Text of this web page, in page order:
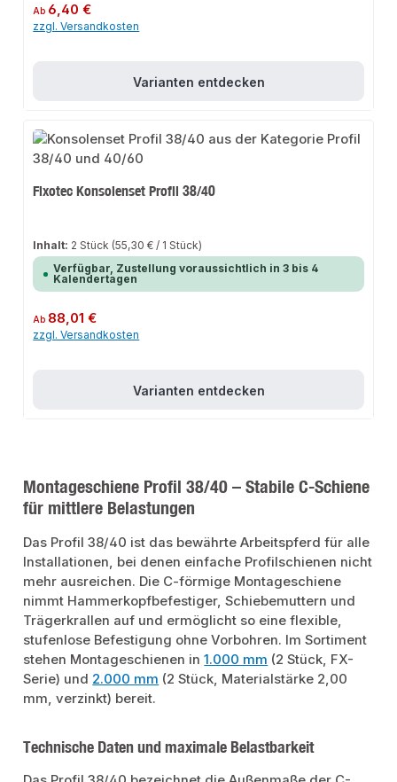
Regulärer Preis:
Ab 6,40 €
zzgl. Versandkosten
Varianten entdecken
Fixotec Konsolenset Profil 38/40
Inhalt: 2 Stück (55,30 € / 1 Stück)
Verfügbar, Zustellung voraussichtlich in 3 bis 4
Kalendertagen
Regulärer Preis:
Ab 88,01 €
zzgl. Versandkosten
Varianten entdecken
Montageschiene Profil 38/40 – Stabile C-Schiene
für mittlere Belastungen
Das Profil 38/40 ist das bewährte Arbeitspferd für alle
Installationen, bei denen einfache Profilschienen nicht
mehr ausreichen. Die C-förmige Montageschiene
nimmt Hammerkopfbefestiger, Schiebemuttern und
Trägerkrallen auf und ermöglicht so eine flexible,
stufenlose Befestigung ohne Vorbohren. Im Sortiment
stehen Montageschienen in1.000 mm (2 Stück, FX-
Serie) und 2.000 mm (2 Stück, Materialstärke 2,00
mm, verzinkt) bereit.
Technische Daten und maximale Belastbarkeit